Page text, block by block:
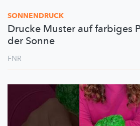
SONNENDRUCK
Drucke Muster auf farbiges
der Sonne
FNR